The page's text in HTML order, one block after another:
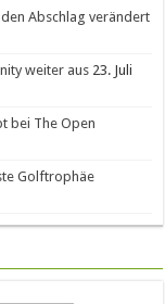
Abschlag verändert
weiter aus 23. Juli
bei The Open
Golftrophäe